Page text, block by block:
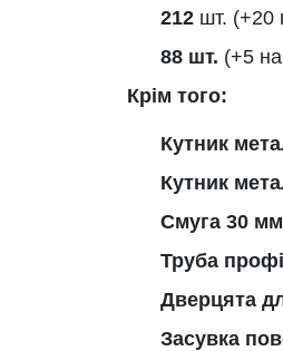
212 шт. (+20
88 шт. (+5
Крім того:
Кутник
Кутник
Смуга 30
Труба
Дверцята
Засувка